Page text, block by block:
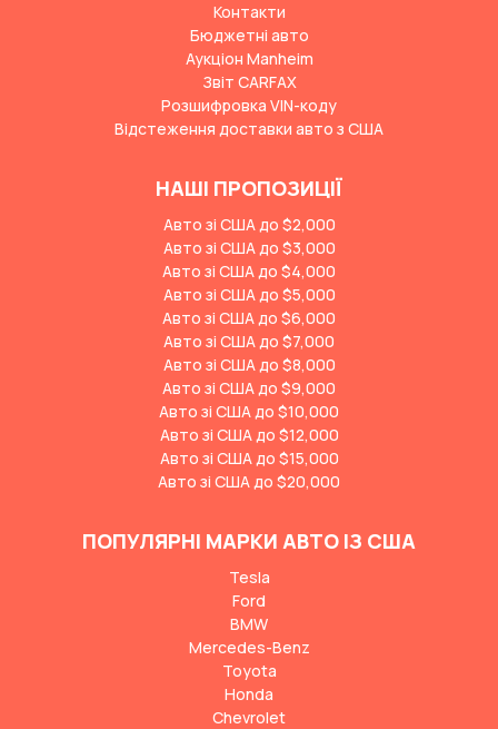
Контакти
Бюджетні авто
Аукціон Manheim
Звіт CARFAX
Розшифровка VIN-коду
Відстеження доставки авто з США
НАШІ ПРОПОЗИЦІЇ
Авто зі США до $2,000
Авто зі США до $3,000
Авто зі США до $4,000
Авто зі США до $5,000
Авто зі США до $6,000
Авто зі США до $7,000
Авто зі США до $8,000
Авто зі США до $9,000
Авто зі США до $10,000
Авто зі США до $12,000
Авто зі США до $15,000
Авто зі США до $20,000
ПОПУЛЯРНІ МАРКИ АВТО ІЗ США
Tesla
Ford
BMW
Mercedes-Benz
Toyota
Honda
Chevrolet